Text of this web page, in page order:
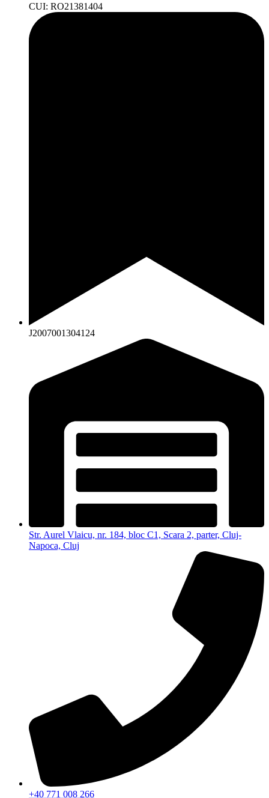
CUI: RO21381404
J2007001304124
Str. Aurel Vlaicu, nr. 184, bloc C1, Scara 2, parter, Cluj-
Napoca, Cluj
+40 771 008 266